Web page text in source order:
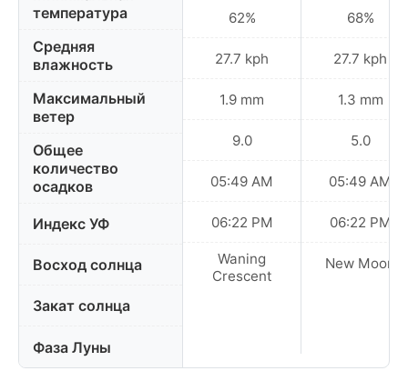
температура
Средняя
влажность
Максимальный
ветер
Общее
количество
осадков
Индекс УФ
Восход солнца
Закат солнца
Фаза Луны
62%
27.7 kph
1.9 mm
9.0
05:49 AM
06:22 PM
Waning
Crescent
68%
27.7 kph
1.3 mm
5.0
05:49 AM
06:22 PM
New Moon